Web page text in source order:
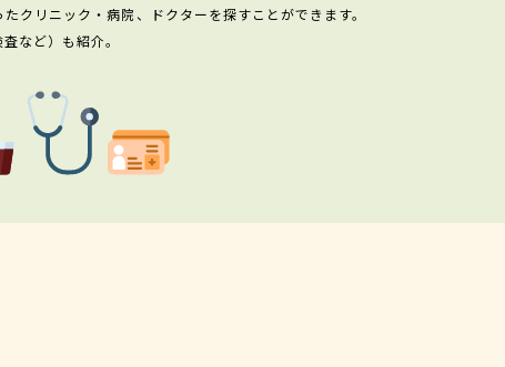
クリニック・病院、ドクターを探すことができます。
など）も紹介。